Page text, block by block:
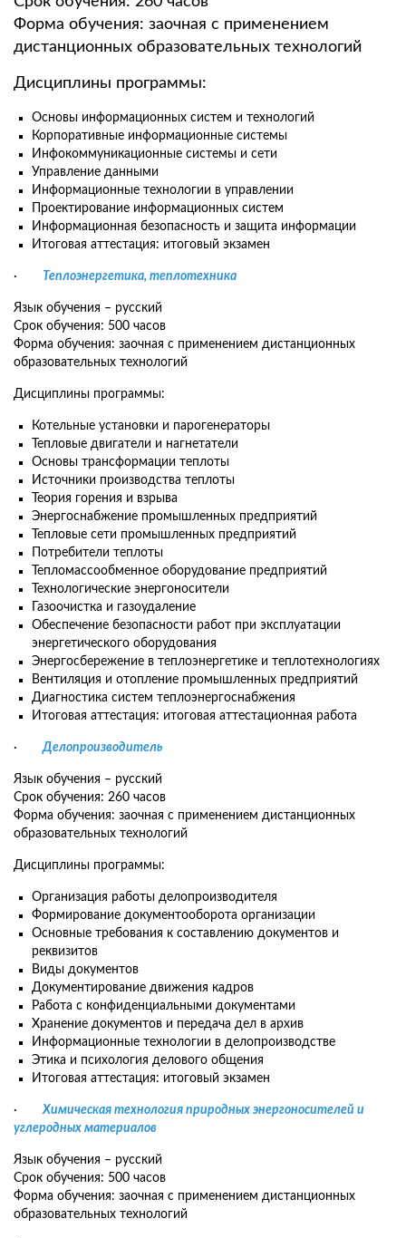
Форма обучения: заочная с применением
дистанционных образовательных технологий
Дисциплины программы:
Основы информационных систем и технологий
Корпоративные информационные системы
Инфокоммуникационные системы и сети
Управление данными
Информационные технологии в управлении
Проектирование информационных систем
Информационная безопасность и защита информации
Итоговая аттестация: итоговый экзамен
· Теплоэнергетика, теплотехника
Язык обучения – русский
Срок обучения: 500 часов
Форма обучения: заочная с применением дистанционных
образовательных технологий
Дисциплины программы:
Котельные установки и парогенераторы
Тепловые двигатели и нагнетатели
Основы трансформации теплоты
Источники производства теплоты
Теория горения и взрыва
Энергоснабжение промышленных предприятий
Тепловые сети промышленных предприятий
Потребители теплоты
Тепломассообменное оборудование предприятий
Технологические энергоносители
Газоочистка и газоудаление
Обеспечение безопасности работ при эксплуатации
энергетического оборудования
Энергосбережение в теплоэнергетике и теплотехнологиях
Вентиляция и отопление промышленных предприятий
Диагностика систем теплоэнергоснабжения
Итоговая аттестация: итоговая аттестационная работа
·Делопроизводитель
Язык обучения – русский
Срок обучения: 260 часов
Форма обучения: заочная с применением дистанционных
образовательных технологий
Дисциплины программы:
Организация работы делопроизводителя
Формирование документооборота организации
Основные требования к составлению документов и
реквизитов
Виды документов
Документирование движения кадров
Работа с конфиденциальными документами
Хранение документов и передача дел в архив
Информационные технологии в делопроизводстве
Этика и психология делового общения
Итоговая аттестация: итоговый экзамен
·Химическая технология природных энергоносителей и
углеродных материалов
Язык обучения – русский
Срок обучения: 500 часов
Форма обучения: заочная с применением дистанционных
образовательных технологий